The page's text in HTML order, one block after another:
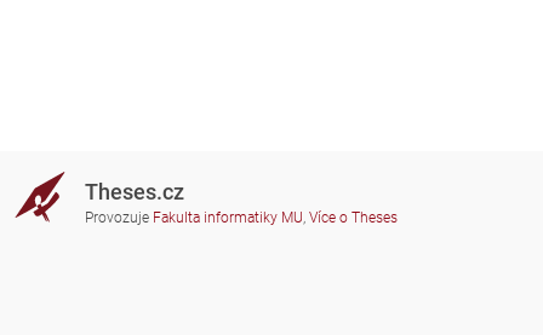
Theses.cz
Provozuje Fakulta informatiky MU, Více o Theses